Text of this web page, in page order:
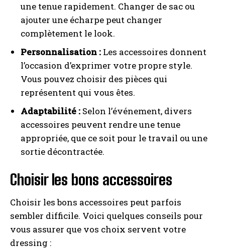
une tenue rapidement. Changer de sac ou
ajouter une écharpe peut changer
complètement le look.
Personnalisation : Les accessoires donnent
l’occasion d’exprimer votre propre style.
Vous pouvez choisir des pièces qui
représentent qui vous êtes.
Adaptabilité : Selon l’événement, divers
accessoires peuvent rendre une tenue
appropriée, que ce soit pour le travail ou une
sortie décontractée.
Choisir les bons accessoires
Choisir les bons accessoires peut parfois
sembler difficile. Voici quelques conseils pour
vous assurer que vos choix servent votre
dressing :